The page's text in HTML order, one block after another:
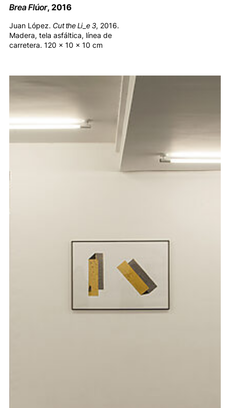
Brea Flúor, 2016
Juan López. Cut the Li_e 3, 2016.
Madera, tela asfáltica, línea de
carretera. 120 x 10 x 10 cm